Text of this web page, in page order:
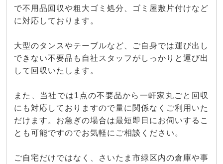
で不用品回収や粗大ゴミ処分、ゴミ屋敷片付けなど
に対応しております。
大型のタンスやテーブルなど、ご自身では運び出し
できない不要品も自社スタッフがしっかりと運び出
して回収いたします。
また、当社では1点の不要品から一軒家丸ごと回収
にも対応しておりますので量に関係なくご利用いた
だけます。お急ぎの場合は最短即日にお伺いするこ
とも可能ですのでお気軽にご相談ください。
ご自宅だけではなく、さいたま市緑区内の倉庫や事